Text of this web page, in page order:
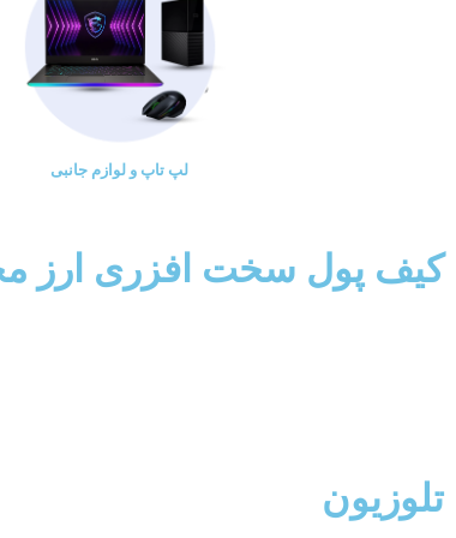
لپ تاپ و لوازم جانبی
کیف پول سخت افزری ارز
تلوزیون